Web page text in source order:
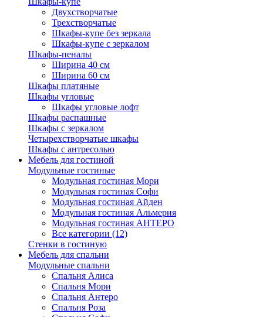
Двухстворчатые
Трехстворчатые
Шкафы-купе без зеркала
Шкафы-купе с зеркалом
Шкафы-пеналы
Ширина 40 см
Ширина 60 см
Шкафы платяные
Шкафы угловые
Шкафы угловые лофт
Шкафы распашные
Шкафы с зеркалом
Четырехстворчатые шкафы
Шкафы с антресолью
Мебель для гостиной
Модульные гостиные
Модульная гостиная Мори
Модульная гостиная Софи
Модульная гостиная Айден
Модульная гостиная Альмерия
Модульная гостиная АНТЕРО
Все категории (12)
Стенки в гостиную
Мебель для спальни
Модульные спальни
Спальня Алиса
Спальня Мори
Спальня Антеро
Спальня Роза